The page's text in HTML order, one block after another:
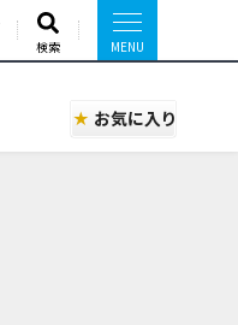
検索
お気に入り